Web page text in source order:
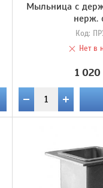
Мыльница с
нерж.
Код:
Нет в
1